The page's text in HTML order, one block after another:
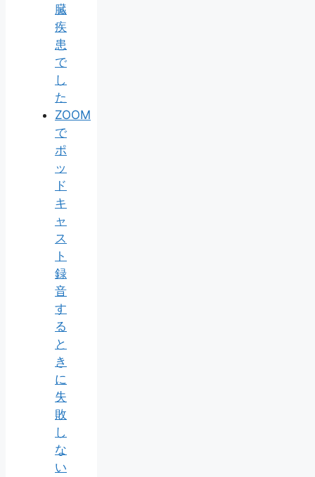
臓
疾
患
で
し
た
ZOOM
で
ポ
ッ
ド
キ
ャ
ス
ト
録
音
す
る
と
き
に
失
敗
し
な
い